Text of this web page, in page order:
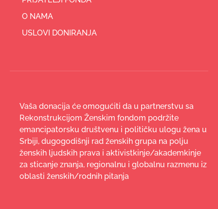
O NAMA
USLOVI DONIRANJA
Vaša donacija će omogućiti da u partnerstvu sa
Rekonstrukcijom Ženskim fondom podržite
emancipatorsku društvenu i političku ulogu žena u
Srbiji, dugogodišnji rad ženskih grupa na polju
ženskih ljudskih prava i aktivistkinje/akademkinje
za sticanje znanja, regionalnu i globalnu razmenu iz
oblasti ženskih/rodnih pitanja